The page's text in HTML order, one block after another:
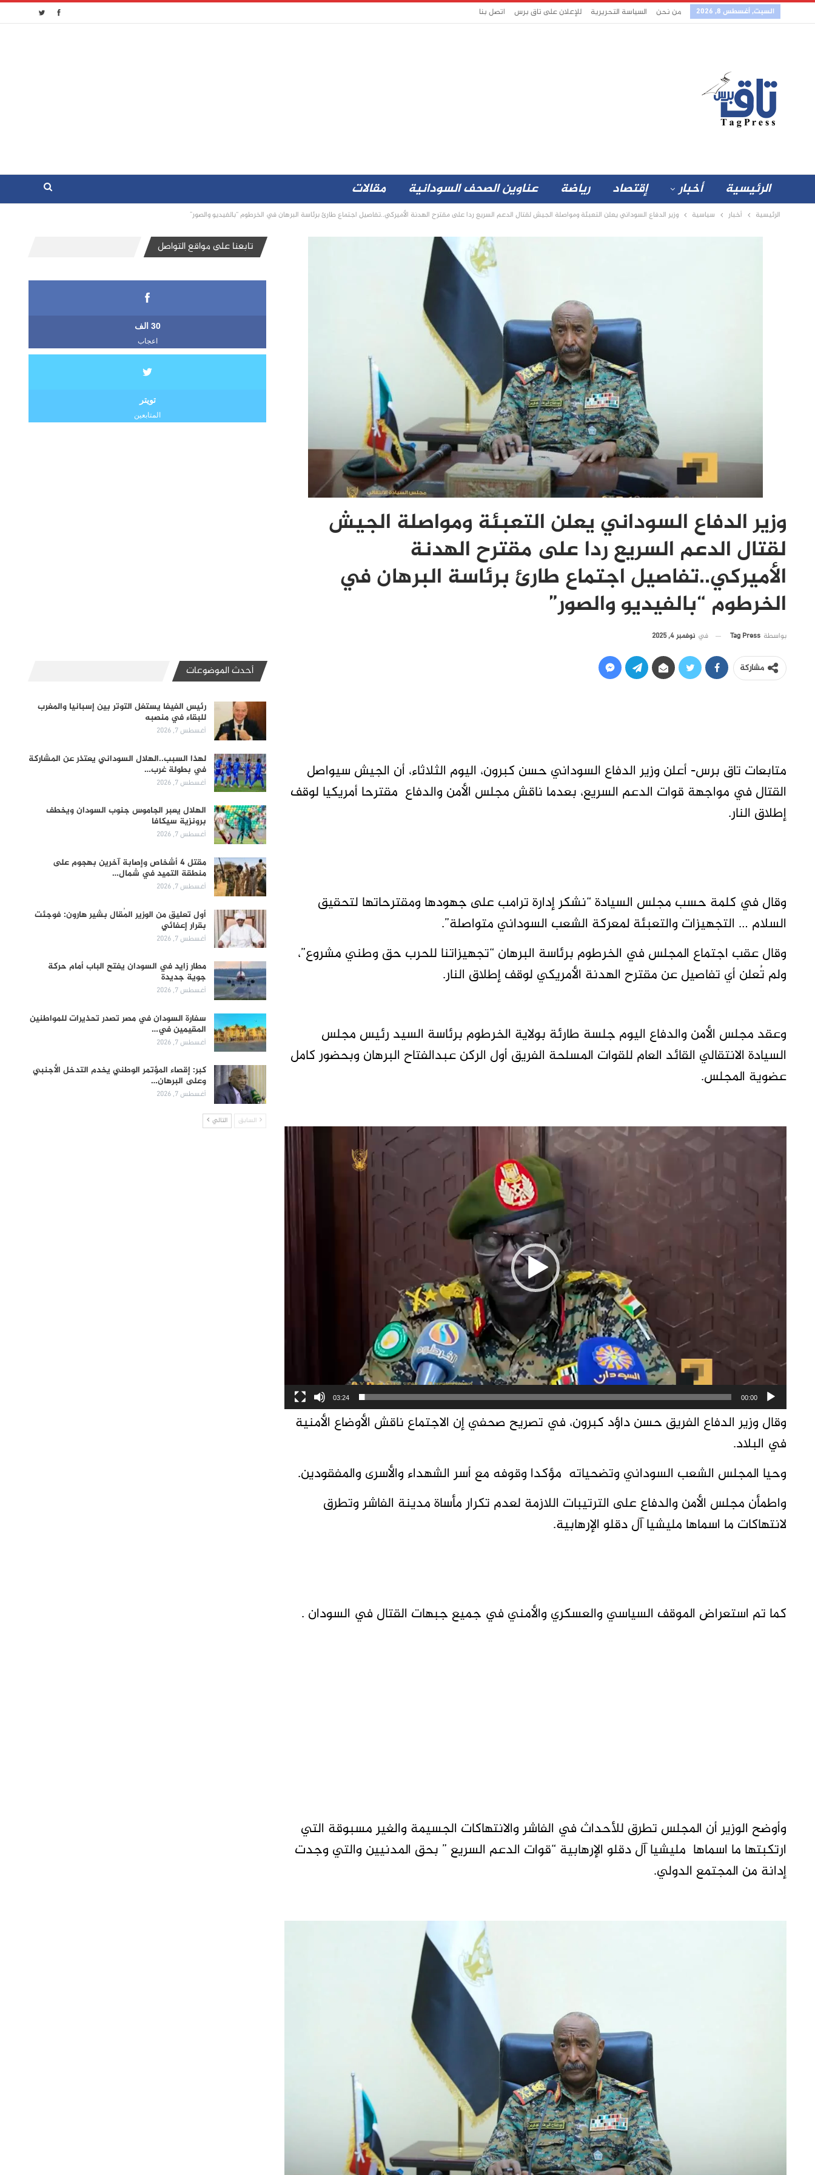
السبت, أغسطس 8, 2026 من نحن السياسة التحريرية للإعلان على تاق برس اتصل بنا
الرئيسية أخبار إقتصاد رياضة عناوين الصحف السودانية مقالات
الرئيسية أخبار سياسية وزير الدفاع السوداني يعلن التعبئة ومواصلة الجيش لقتال الدعم السريع ردا على مقترح الهدنة الأميركي..تفاصيل اجتماع طارئ برئاسة البرهان في الخرطوم “بالفيديو والصور”
وزير الدفاع السوداني يعلن التعبئة ومواصلة الجيش
لقتال الدعم السريع ردا على مقترح الهدنة
الأميركي..تفاصيل اجتماع طارئ برئاسة البرهان في
الخرطوم “بالفيديو والصور”
بواسطة Tag Press في نوفمبر 4, 2025
مشاركة
متابعات تاق برس- أعلن وزير الدفاع السوداني حسن كبرون، اليوم الثلاثاء، أن الجيش سيواصل
القتال في مواجهة قوات الدعم السريع، بعدما ناقش مجلس الأمن والدفاع مقترحا أمريكيا لوقف
إطلاق النار.
وقال في كلمة حسب مجلس السيادة “نشكر إدارة ترامب على جهودها ومقترحاتها لتحقيق
السلام … التجهيزات والتعبئة لمعركة الشعب السوداني متواصلة”.
وقال عقب اجتماع المجلس في الخرطوم برئاسة البرهان “تجهيزاتنا للحرب حق وطني مشروع”،
ولم تُعلن أي تفاصيل عن مقترح الهدنة الأمريكي لوقف إطلاق النار.
وعقد مجلس الأمن والدفاع اليوم جلسة طارئة بولاية الخرطوم برئاسة السيد رئيس مجلس
السيادة الانتقالي القائد العام للقوات المسلحة الفريق أول الركن عبدالفتاح البرهان وبحضور كامل
عضوية المجلس.
مشغل
الفيديو
00:00
03:24
وقال وزير الدفاع الفريق حسن داؤد كبرون، في تصريح صحفي إن الاجتماع ناقش الأوضاع الأمنية
في البلاد.
وحيا المجلس الشعب السوداني وتضحياته مؤكدا وقوفه مع أسر الشهداء والأسرى والمفقودين.
واطمأن مجلس الأمن والدفاع على الترتيبات اللازمة لعدم تكرار مأساة مدينة الفاشر وتطرق
لانتهاكات ما اسماها مليشيا آل دقلو الإرهابية.
كما تم استعراض الموقف السياسي والعسكري والأمني في جميع جبهات القتال في السودان .
وأوضح الوزير أن المجلس تطرق للأحداث في الفاشر والانتهاكات الجسيمة والغير مسبوقة التي
ارتكبتها ما اسماها مليشيا آل دقلو الإرهابية “قوات الدعم السريع ” بحق المدنيين والتي وجدت
إدانة من المجتمع الدولي.
تابعنا على مواقع التواصل
30 الف
اعجاب
تويتر
المتابعين
أحدث الموضوعات
رئيس الفيفا يستغل التوتر بين إسبانيا والمغرب
للبقاء في منصبه
أغسطس 7, 2026
لهذا السبب..الهلال السوداني يعتذر عن المشاركة
في بطولة غرب…
أغسطس 7, 2026
الهلال يعبر الجاموس جنوب السودان ويخطف
برونزية سيكافا
أغسطس 7, 2026
مقتل 4 أشخاص وإصابة آخرين بهجوم على
منطقة التميد في شمال…
أغسطس 7, 2026
أول تعليق من الوزير المُقال بشير هارون: فوجئت
بقرار إعفائي
أغسطس 7, 2026
مطار زايد في السودان يفتح الباب أمام حركة
جوية جديدة
أغسطس 7, 2026
سفارة السودان في مصر تصدر تحذيرات للمواطنين
المقيمين في…
أغسطس 7, 2026
كبر: إقصاء المؤتمر الوطني يخدم التدخل الأجنبي
وعلى البرهان…
أغسطس 7, 2026
السابق التالي